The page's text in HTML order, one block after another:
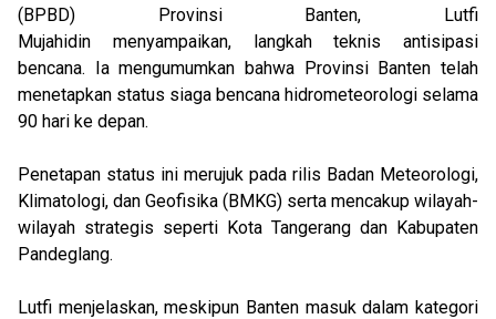
(BPBD) Provinsi Banten, Lutfi
Mujahidin menyampaikan, langkah teknis antisipasi
bencana. Ia mengumumkan bahwa Provinsi Banten telah
menetapkan status siaga bencana hidrometeorologi selama
90 hari ke depan.
Penetapan status ini merujuk pada rilis Badan Meteorologi,
Klimatologi, dan Geofisika (BMKG) serta mencakup wilayah-
wilayah strategis seperti Kota Tangerang dan Kabupaten
Pandeglang.
Lutfi menjelaskan, meskipun Banten masuk dalam kategori